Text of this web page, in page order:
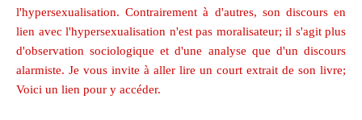
l'hypersexualisation. Contrairement à d'autres, son discours en
lien avec l'hypersexualisation n'est pas moralisateur; il s'agit plus
d'observation sociologique et d'une analyse que d'un discours
alarmiste. Je vous invite à aller lire un court extrait de son livre;
Voici un lien pour y accéder.